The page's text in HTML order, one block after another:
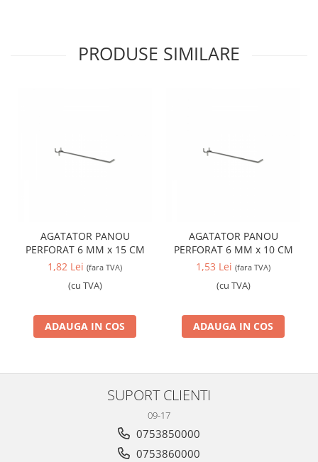
PRODUSE SIMILARE
AGATATOR PANOU
PERFORAT 6 MM x 15 CM
1,82 Lei (fara TVA)
(cu TVA)
ADAUGA IN COS
AGATATOR PANOU
PERFORAT 6 MM x 10 CM
1,53 Lei (fara TVA)
(cu TVA)
ADAUGA IN COS
SUPORT CLIENTI
09-17
0753850000
0753860000